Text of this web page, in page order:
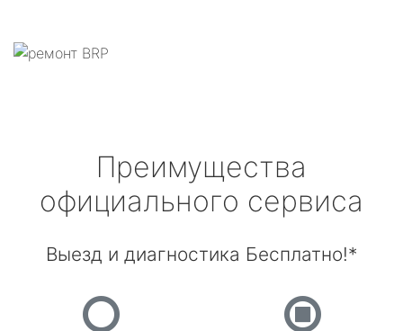
Преимущества
официального сервиса
Выезд и диагностика Бесплатно!*